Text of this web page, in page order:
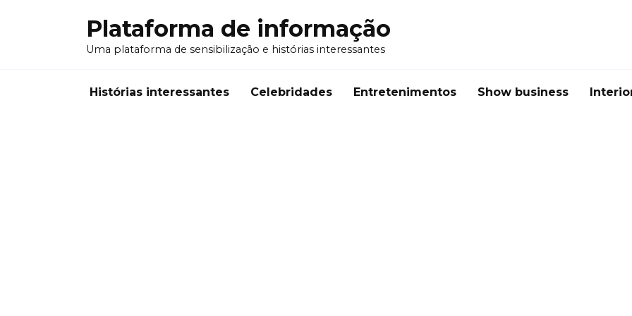
Plataforma de informação
Uma plataforma de sensibilização e histórias interessantes
Histórias interessantes Celebridades Entretenimentos Show business